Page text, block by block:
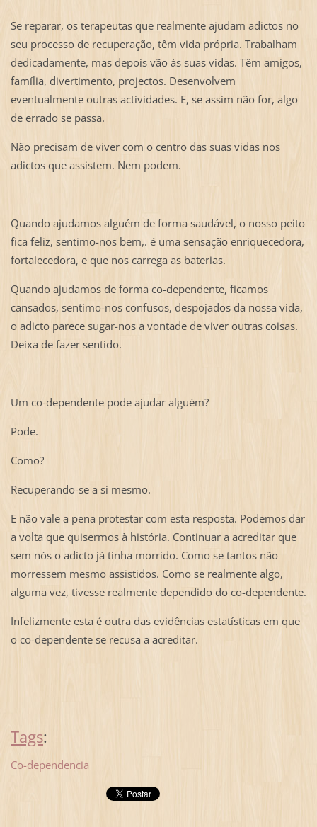
Se reparar, os terapeutas que realmente ajudam adictos no
seu processo de recuperação, têm vida própria. Trabalham
dedicadamente, mas depois vão às suas vidas. Têm amigos,
família, divertimento, projectos. Desenvolvem
eventualmente outras actividades. E, se assim não for, algo
de errado se passa.
Não precisam de viver com o centro das suas vidas nos
adictos que assistem. Nem podem.
Quando ajudamos alguém de forma saudável, o nosso peito
fica feliz, sentimo-nos bem,. é uma sensação enriquecedora,
fortalecedora, e que nos carrega as baterias.
Quando ajudamos de forma co-dependente, ficamos
cansados, sentimo-nos confusos, despojados da nossa vida,
o adicto parece sugar-nos a vontade de viver outras coisas.
Deixa de fazer sentido.
Um co-dependente pode ajudar alguém?
Pode.
Como?
Recuperando-se a si mesmo.
E não vale a pena protestar com esta resposta. Podemos dar
a volta que quisermos à história. Continuar a acreditar que
sem nós o adicto já tinha morrido. Como se tantos não
morressem mesmo assistidos. Como se realmente algo,
alguma vez, tivesse realmente dependido do co-dependente.
Infelizmente esta é outra das evidências estatísticas em que
o co-dependente se recusa a acreditar.
Tags:
Co-dependencia